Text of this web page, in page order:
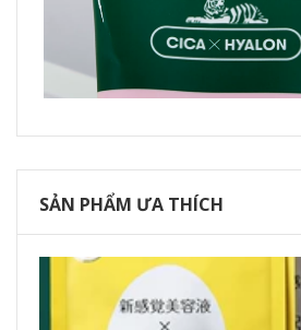
SẢN PHẨM ƯA THÍCH